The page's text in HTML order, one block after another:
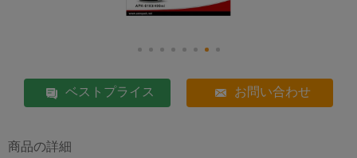
ベストプライス お問い合わせ
商品の詳細